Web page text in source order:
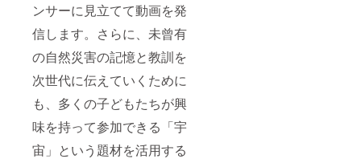
ンサーに見立てて動画を発
信します。さらに、未曾有
の自然災害の記憶と教訓を
次世代に伝えていくために
も、多くの子どもたちが興
味を持って参加できる「宇
宙」という題材を活用する